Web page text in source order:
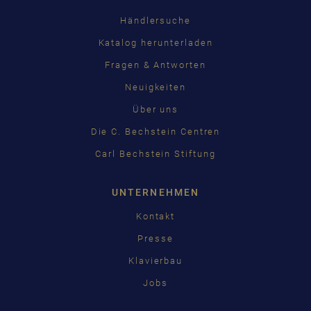
Händlersuche
Katalog herunterladen
Fragen & Antworten
Neuigkeiten
Über uns
Die C. Bechstein Centren
Carl Bechstein Stiftung
UNTERNEHMEN
Kontakt
Presse
Klavierbau
Jobs